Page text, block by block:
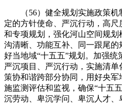
（56）健全规划实施政策机
定的方针使命、严沉行动，高
和专项规划，强化河山空间规
沟清晰、功能互补、同一跟尾的
好当地域“十五五”规划。加强统
严沉项目、严沉行动，实施清
策协和谐跨部分协同，用好央
施监测评估和监视，确保“十五
沉劳动、卑沉学问、卑沉人才、